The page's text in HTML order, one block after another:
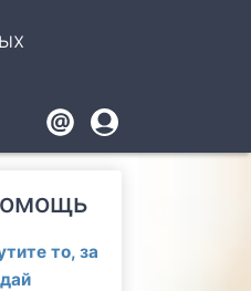
Footer
User
account
menu
то, за